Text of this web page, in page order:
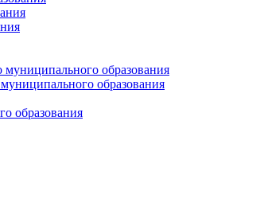
образования
образования
образования